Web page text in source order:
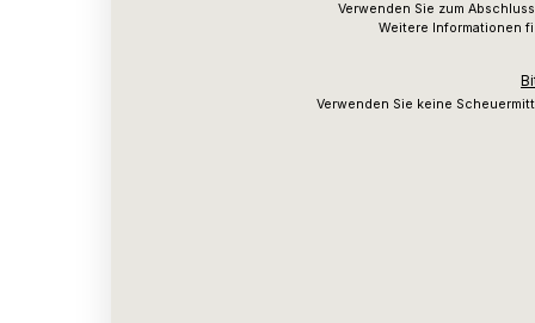
Verwenden Sie zum
Weitere Informationen
Verwenden Sie keine